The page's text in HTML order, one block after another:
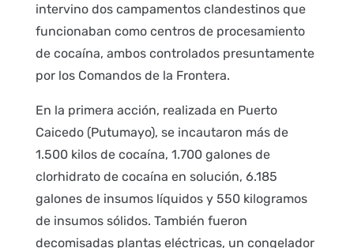
intervino dos campamentos clandestinos que
funcionaban como centros de procesamiento
de cocaína, ambos controlados presuntamente
por los Comandos de la Frontera.
En la primera acción, realizada en Puerto
Caicedo (Putumayo), se incautaron más de
1.500 kilos de cocaína, 1.700 galones de
clorhidrato de cocaína en solución, 6.185
galones de insumos líquidos y 550 kilogramos
de insumos sólidos. También fueron
decomisadas plantas eléctricas, un congelador